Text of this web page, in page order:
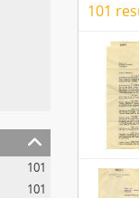
101
101
101